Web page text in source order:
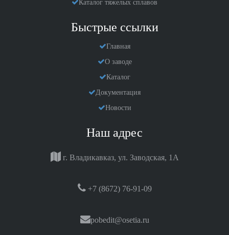
Каталог тяжелых сплавов
Быстрые ссылки
Главная
О заводе
Каталог
Документация
Новости
Наш адрес
г. Владикавказ, ул. Заводская, 1А
+7 (8672) 76-91-09
pobedit@osetia.ru